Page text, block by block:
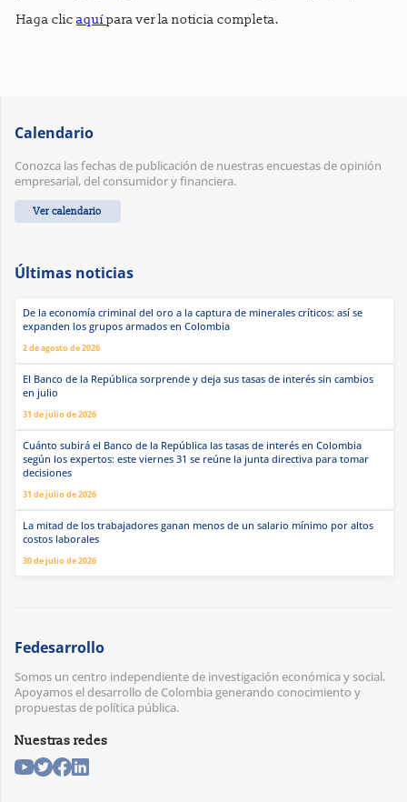
Haga clic aquípara ver la noticia completa.
Calendario
Conozca las fechas de publicación de nuestras encuestas de opinión
empresarial, del consumidor y financiera.
Ver calendario
Últimas noticias
De la economía criminal del oro a la captura de minerales críticos: así se
expanden los grupos armados en Colombia
2 de agosto de 2026
El Banco de la República sorprende y deja sus tasas de interés sin cambios
en julio
31 de julio de 2026
Cuánto subirá el Banco de la República las tasas de interés en Colombia
según los expertos: este viernes 31 se reúne la junta directiva para tomar
decisiones
31 de julio de 2026
La mitad de los trabajadores ganan menos de un salario mínimo por altos
costos laborales
30 de julio de 2026
Fedesarrollo
Somos un centro independiente de investigación económica y social.
Apoyamos el desarrollo de Colombia generando conocimiento y
propuestas de política pública.
Nuestras redes